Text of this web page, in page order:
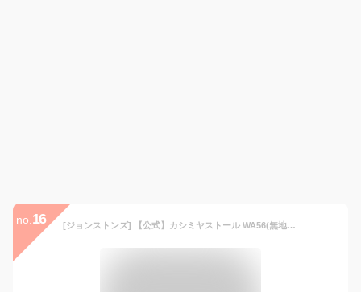
no. 16 [ジョンストンズ] 【公式】カシミヤストール WA56(無地) レディース HA0300 Granite 2020 UK 190cm x 70cm (Free サイズ)